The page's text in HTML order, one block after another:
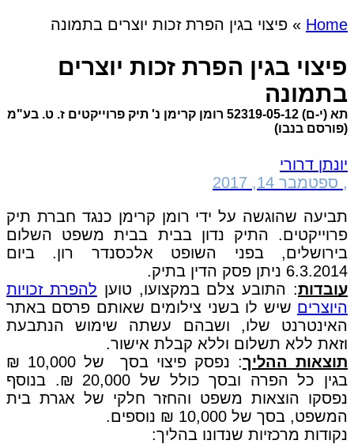
Home
» פיצוי בגין הפרת זכות יוצרים בתמונה
פיצוי בגין הפרת זכות יוצרים
בתמונה
תא (י-ם) 52319-05-12 רומן קרימן נ' תיק פרוייקטים ז. ט. בע"מ
(פורסם בנבו)
יונתן דרורי
, ספטמבר 14, 2017
תביעה שהוגשה על ידי רומן קרימן כנגד חברת תיק
פרוייקטים. התיק נדון בבית בבית משפט השלום
בירושלים, בפני השופט אלכסנדר רון. ביום
6.3.2014 ניתן פסק הדין בתיק.
עובדות: התובע צלם במקצועו, טוען להפרת זכויות
היוצרים שיש לו בשני צילומים שאותם פרסם באתר
האינטרנט שלו, ושבהם עשתה שימוש הנתבעת
וזאת ללא תשלום וללא קבלת אישור.
תוצאות ההליך
: נפסק פיצוי בסך של 10,000 ₪
בגין כל הפרה ובסך כולל של 20,000 ₪. בנוסף
נפסקו הוצאות משפט והחזר חלקי של אגרת בית
המשפט, בסך של 10,000 ₪ נוספים.
נקודות מרכזיות שנדונו בהליך: